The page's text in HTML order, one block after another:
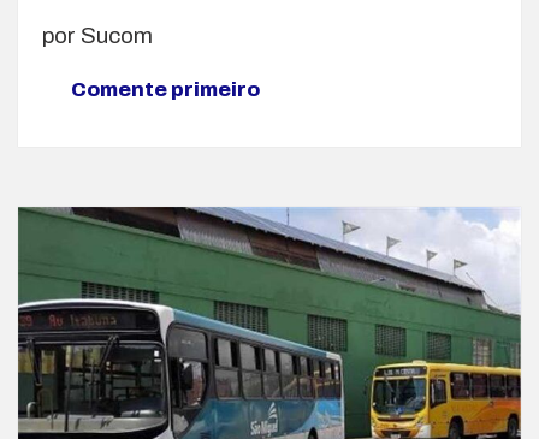
por Sucom
Comente primeiro